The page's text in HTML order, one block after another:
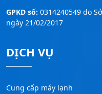
GPKD số: 0314240549 do
ngày 21/02/2017
DỊCH VỤ
Cung cấp máy lạnh